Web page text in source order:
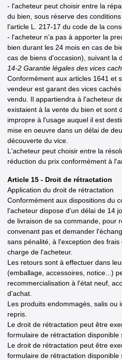
- l'acheteur peut choisir entre la
du bien, sous réserve des
l'article L. 217-17 du code de la
- l'acheteur n’a pas à apporter la
bien durant les 24 mois en cas de
cas de biens d'occasion), suivant la
14-2 Garantie légales des vices
Conformément aux articles 1641 et
vendeur est garant des vices
vendu. Il appartiendra à l'acheteur
existaient à la vente du bien et sont
impropre à l'usage auquel il est
mise en oeuvre dans un délai de
découverte du vice.
L'acheteur peut choisir entre la
réduction du prix conformément à
Article 15 - Droit de rétractation
Application du droit de rétractation
Conformément aux dispositions du
l'acheteur dispose d'un délai de 14
de livraison de sa commande, pour
convenant pas et demander
sans pénalité, à l'exception des
charge de l'acheteur.
Les retours sont à effectuer dans
(emballage, accessoires, notice...)
recommercialisation à l'état neuf,
d'achat.
Les produits endommagés, salis ou
repris.
Le droit de rétractation peut être
formulaire de rétractation
Le droit de rétractation peut être
formulaire de rétractation